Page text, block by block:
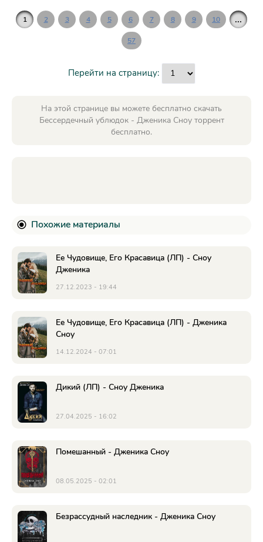
1 2 3 4 5 6 7 8 9 10 ...
57
Перейти на страницу:
На этой странице вы можете бесплатно скачать
Бессердечный ублюдок - Дженика Сноу торрент
бесплатно.
Похожие материалы
Ее Чудовище, Его Красавица (ЛП) - Сноу
Дженика
27.12.2023 - 19:44
Ее Чудовище, Его Красавица (ЛП) - Дженика
Сноу
14.12.2024 - 07:01
Дикий (ЛП) - Сноу Дженика
27.04.2025 - 16:02
Помешанный - Дженика Сноу
08.05.2025 - 02:01
Безрассудный наследник - Дженика Сноу